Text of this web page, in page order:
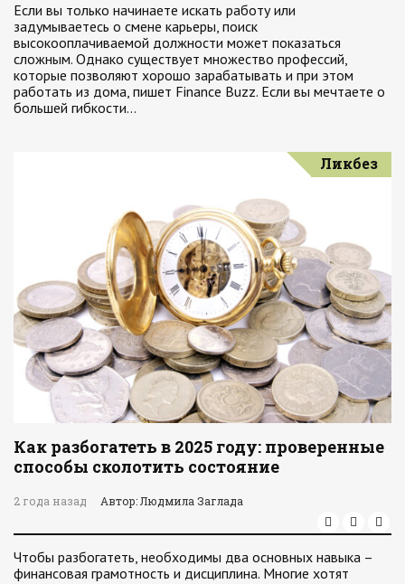
Если вы только начинаете искать работу или
задумываетесь о смене карьеры, поиск
высокооплачиваемой должности может показаться
сложным. Однако существует множество профессий,
которые позволяют хорошо зарабатывать и при этом
работать из дома, пишет Finance Buzz. Если вы мечтаете о
большей гибкости…
Ликбез
Как разбогатеть в 2025 году: проверенные
способы сколотить состояние
2 года назад Автор: Людмила Заглада
Чтобы разбогатеть, необходимы два основных навыка –
финансовая грамотность и дисциплина. Многие хотят